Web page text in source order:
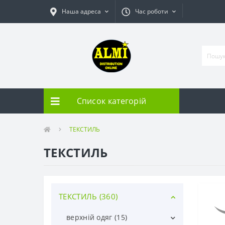
Наша адреса Час роботи
Список категорій
ТЕКСТИЛЬ
ТЕКСТИЛЬ
ТЕКСТИЛЬ (360)
верхній одяг (15)